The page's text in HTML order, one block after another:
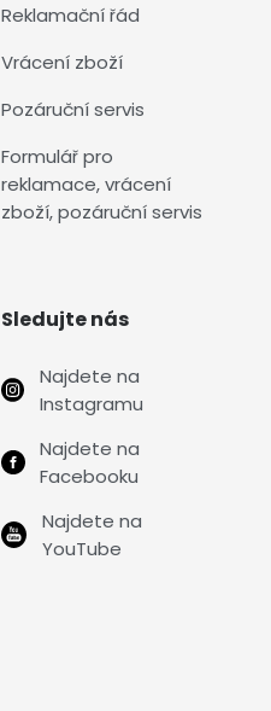
Reklamační řád
Vrácení zboží
Pozáruční servis
Formulář pro
reklamace, vrácení
zboží, pozáruční servis
Sledujte nás
Najdete na
Instagramu
Najdete na
Facebooku
Najdete na
YouTube